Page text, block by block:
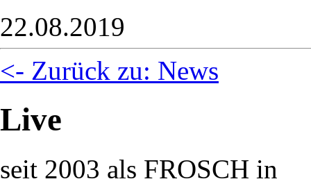
22.08.2019
<- Zurück zu: News
Live
seit 2003 als FROSCH in